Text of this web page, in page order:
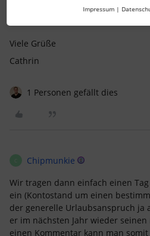
es so gehandhabt wird.
Viele Grüße
Cathrin
1 Personen gefällt dies
Chipmunkie
Wir tragen dann einfach einen
ein (Kontostand um einen
der generelle Urlaubsanspruch ja
er im nächsten Jahr wieder
einen Kommentar kann man
Impressum |